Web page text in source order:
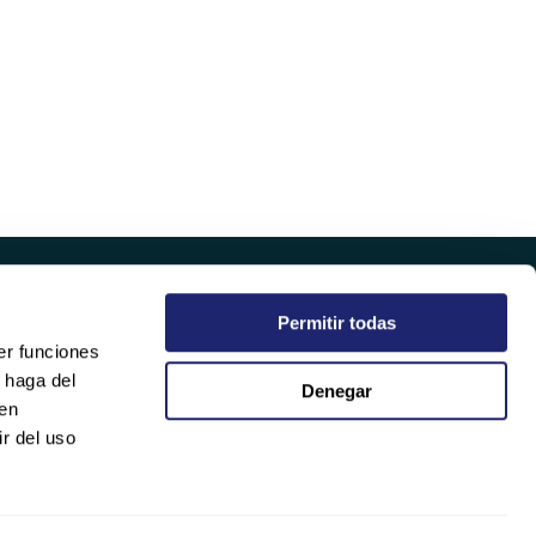
funciones
del
del uso
Permitir todas
Denegar
EMPRESA
QUIÉNES SOMOS
CALIDAD